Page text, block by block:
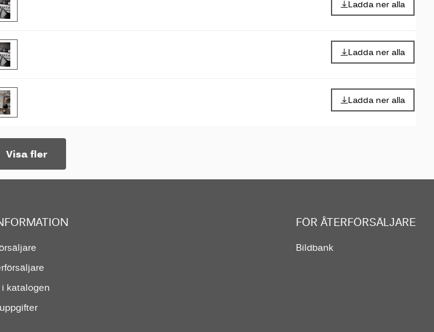
Ladda ner alla
Ladda ner alla
Ladda ner alla
Visa fler
katalogen
FÖR ÅTERFÖRSÄLJARE
Bildbank